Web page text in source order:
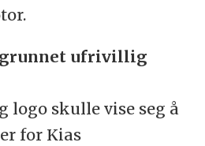
ufrivillig
logo skulle vise seg å
for Kias